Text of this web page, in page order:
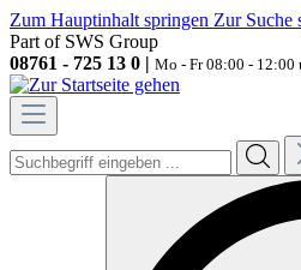
Zum Hauptinhalt springen Zur Suche
Part of SWS Group
08761 - 725 13 0 | Mo - Fr 08:00 - 12:00